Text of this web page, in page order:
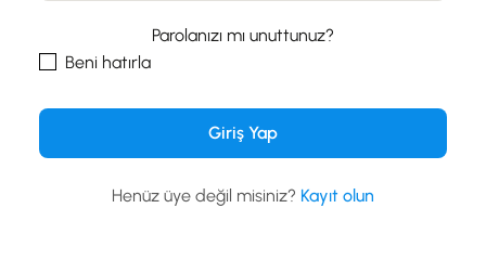
Parolanızı mı unuttunuz?
Beni hatırla
Henüz üye değil misiniz? Kayıt olun